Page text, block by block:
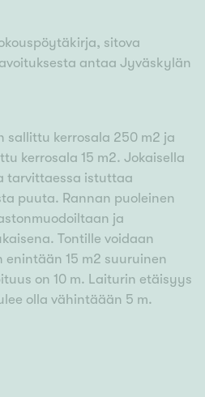
sitova
antaa Jyväskylän
sallittu kerrosala 250 m2 ja
kerrosala 15 m2. Jokaisella
tarvittaessa istuttaa
puuta. Rannan puoleinen
ja
Tontille voidaan
15 m2 suuruinen
on 10 m. Laiturin etäisyys
olla vähintäään 5 m.